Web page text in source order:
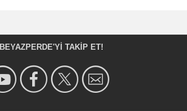
BEYAZPERDE'YI TAKIP ET!